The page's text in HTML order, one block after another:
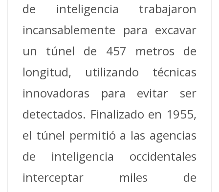
de inteligencia trabajaron
incansablemente para excavar
un túnel de 457 metros de
longitud, utilizando técnicas
innovadoras para evitar ser
detectados. Finalizado en 1955,
el túnel permitió a las agencias
de inteligencia occidentales
interceptar miles de